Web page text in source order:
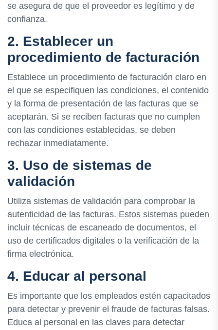
se asegura de que el proveedor es legítimo y de
confianza.
2. Establecer un
procedimiento de facturación
Establece un procedimiento de facturación claro en
el que se especifiquen las condiciones, el contenido
y la forma de presentación de las facturas que se
aceptarán. Si se reciben facturas que no cumplen
con las condiciones establecidas, se deben
rechazar inmediatamente.
3. Uso de sistemas de
validación
Utiliza sistemas de validación para comprobar la
autenticidad de las facturas. Estos sistemas pueden
incluir técnicas de escaneado de documentos, el
uso de certificados digitales o la verificación de la
firma electrónica.
4. Educar al personal
Es importante que los empleados estén capacitados
para detectar y prevenir el fraude de facturas falsas.
Educa al personal en las claves para detectar